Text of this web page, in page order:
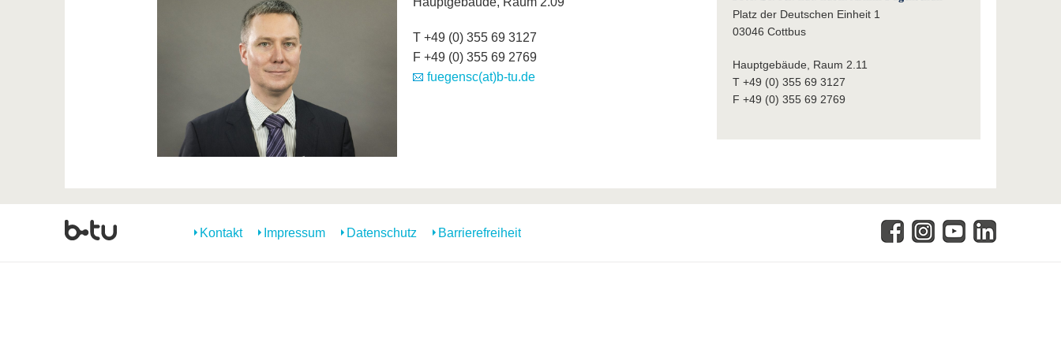
T +49 (0) 355 69 3127
F +49 (0) 355 69 2769
fuegensc(at)b-tu.de
Platz der Deutschen Einheit 1
03046 Cottbus
Hauptgebäude, Raum 2.11
T +49 (0) 355 69 3127
F +49 (0) 355 69 2769
Kontakt Impressum Datenschutz Barrierefreiheit